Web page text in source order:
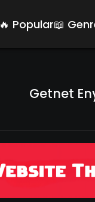
🔥 Popular📖
Getnet